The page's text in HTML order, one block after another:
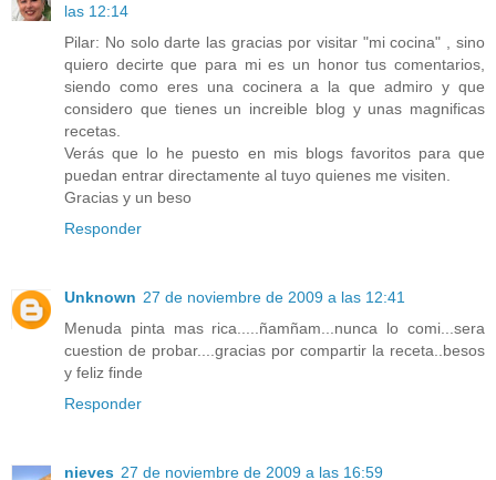
las 12:14
Pilar: No solo darte las gracias por visitar "mi cocina" , sino
quiero decirte que para mi es un honor tus comentarios,
siendo como eres una cocinera a la que admiro y que
considero que tienes un increible blog y unas magnificas
recetas.
Verás que lo he puesto en mis blogs favoritos para que
puedan entrar directamente al tuyo quienes me visiten.
Gracias y un beso
Responder
Unknown 27 de noviembre de 2009 a las 12:41
Menuda pinta mas rica.....ñamñam...nunca lo comi...sera
cuestion de probar....gracias por compartir la receta..besos
y feliz finde
Responder
nieves 27 de noviembre de 2009 a las 16:59